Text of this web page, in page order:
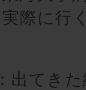
際に行
てきた